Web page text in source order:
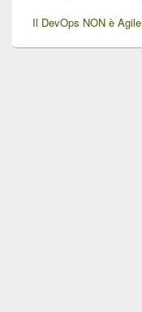
Il DevOps NON è Agile